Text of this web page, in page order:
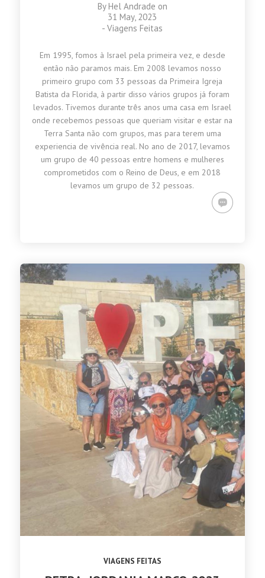
ByHel Andrade on
31 May, 2023
-Viagens Feitas
Em 1995, fomos à Israel pela primeira vez, e desde
então não paramos mais. Em 2008 levamos nosso
primeiro grupo com 33 pessoas da Primeira Igreja
Batista da Florida, à partir disso vários grupos já foram
levados. Tivemos durante três anos uma casa em Israel
onde recebemos pessoas que queriam visitar e estar na
Terra Santa não com grupos, mas para terem uma
experiencia de vivência real. No ano de 2017, levamos
um grupo de 40 pessoas entre homens e mulheres
comprometidos com o Reino de Deus, e em 2018
levamos um grupo de 32 pessoas.
VIAGENS FEITAS